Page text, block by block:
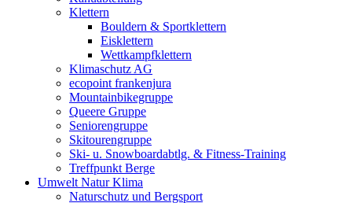
Klettern
Bouldern & Sportklettern
Eisklettern
Wettkampfklettern
Klimaschutz AG
ecopoint frankenjura
Mountainbikegruppe
Queere Gruppe
Seniorengruppe
Skitourengruppe
Ski- u. Snowboardabtlg. & Fitness-Training
Treffpunkt Berge
Umwelt Natur Klima
Naturschutz und Bergsport